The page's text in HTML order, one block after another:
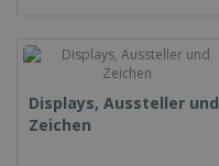
Displays, Aussteller und
Zeichen